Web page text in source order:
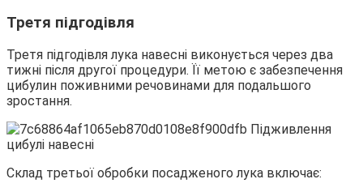
Третя підгодівля
Третя підгодівля лука навесні виконується через два
тижні після другої процедури. Її метою є забезпечення
цибулин поживними речовинами для подальшого
зростання.
Склад третьої обробки посадженого лука включає: